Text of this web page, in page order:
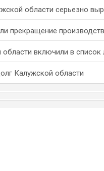
области серьезно
прекращение
включили в список
Калужской области